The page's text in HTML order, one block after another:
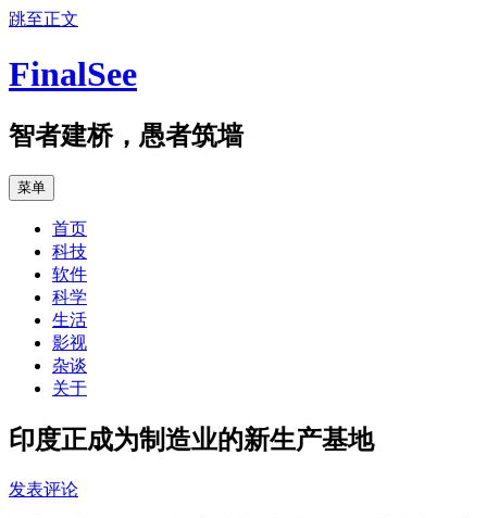
跳至正文
FinalSee
智者建桥，愚者筑墙
菜单
首页
科技
软件
科学
生活
影视
杂谈
关于
印度正成为制造业的新生产基地
发表评论